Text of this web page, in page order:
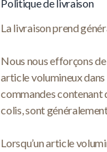
Politique de livraison
La livraison prend
Nous nous efforçons
article volumineux dans
commandes contenant
colis, sont
Lorsqu’un article